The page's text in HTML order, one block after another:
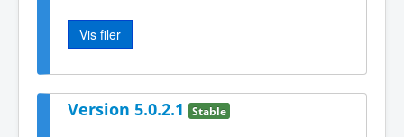
Vis filer
Version 5.0.2.1 Stable